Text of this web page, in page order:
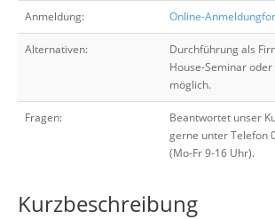
Anmeldung: Online-
Alternativen:
Durchführung als
House-Seminar oder
möglich.
Fragen:
Beantwortet unser
gerne unter Telefon
(Mo-Fr 9-16 Uhr).
Kurzbeschreibung